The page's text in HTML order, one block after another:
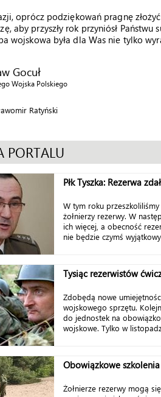
oprócz podziękowań pragnę
aby przyszły rok przyniósł
wojskowa była dla Was nie tylko
Gocuł
Wojska Polskiego
Ratyński
PORTALU
Płk Tyszka: Rezerwa
W tym roku
żołnierzy rezerwy. W
ich więcej, a obecność
nie będzie czymś
Tysiąc rezerwistów
Zdobędą nowe
wojskowego sprzętu.
do jednostek na
wojskowe. Tylko w
Obowiązkowe
Żołnierze rezerwy mogą